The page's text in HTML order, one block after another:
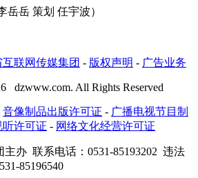
岳 策划 任宇波）
互联网传媒集团 - 版权声明 - 广告业务
dzwww.com. All Rights Reserved
音像制品出版许可证 - 广播电视节目制
听许可证 - 网络文化经营许可证
主办 联系电话：0531-85193202 违法
85196540